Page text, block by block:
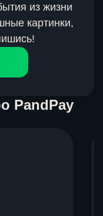
из жизни
картинки,
PandPay